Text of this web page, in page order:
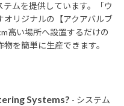
ムを提供しています。「ウ
リジナルの【アクアバルブ
高い場所へ設置するだけの
を簡単に生産できます。
Systems? - システム